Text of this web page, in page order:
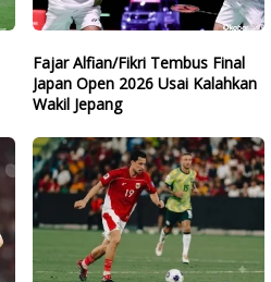
Fajar Alfian/Fikri Tembus Final
Japan Open 2026 Usai Kalahkan
Wakil Jepang